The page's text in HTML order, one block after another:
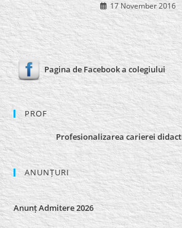
17 November 2016
Pagina de Facebook a colegiului
PROF
Profesionalizarea carierei
ANUNȚURI
Anunț Admitere 2026